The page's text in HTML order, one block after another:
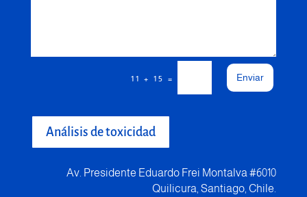
11 + 15 = Enviar
Análisis de toxicidad
Av. Presidente Eduardo Frei Montalva #6010
Quilicura, Santiago, Chile.